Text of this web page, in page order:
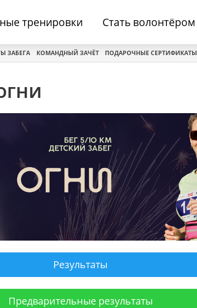
тренировки Стать волонтёром
ЗАБЕГА КОМАНДНЫЙ ЗАЧЁТ ПОДАРОЧНЫЕ СЕРТИФИКАТЫ
Результаты
Предварительные результаты